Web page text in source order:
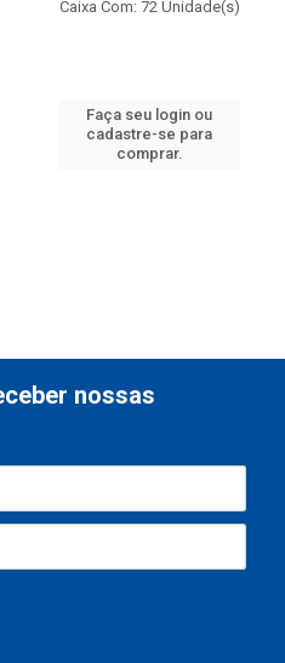
Caixa Com: 72 Unidade(s)
Faça seu login ou
cadastre-se para
comprar.
nossas